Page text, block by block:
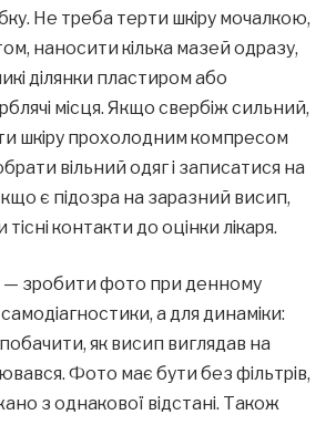
Не треба терти шкіру мочалкою,
наносити кілька мазей одразу,
ділянки пластиром або
місця. Якщо свербіж сильний,
шкіру прохолодним компресом
вільний одяг і записатися на
є підозра на заразний висип,
контакти до оцінки лікаря.
— зробити фото при денному
самодіагностики, а для динаміки:
як висип виглядав на
Фото має бути без фільтрів,
з однакової відстані. Також